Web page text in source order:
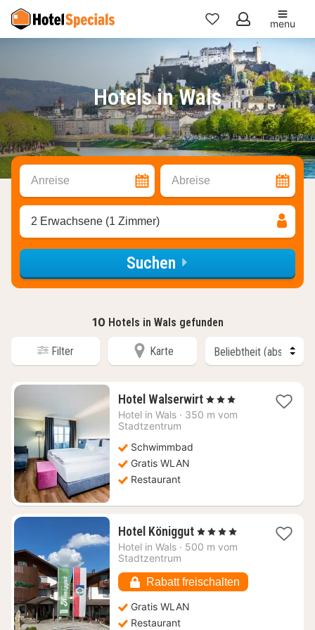
Meine
Favoriten
menu
Hotels in Wals
Anreise Abreise
2 Erwachsene (1 Zimmer)
Suchen
10 Hotels in Wals gefunden
Filter Karte
Hotel Walserwirt1
Nacht
, 3 Sterne
Hotel in Wals · 350 m vom
Stadtzentrum
Schwimmbad
Gratis WLAN
Restaurant
Hotel Königgut1
Nacht
€
, 4 Sterne
Hotel in Wals · 500 m vom
Stadtzentrum
Rabatt freischalten
Gratis WLAN
Restaurant